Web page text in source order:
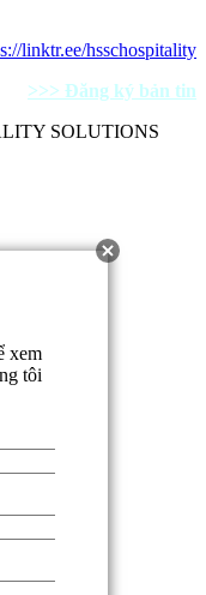
linktr.ee/hsschospitality
>>> Đăng ký bản tin
SOLUTIONS
xem
tôi